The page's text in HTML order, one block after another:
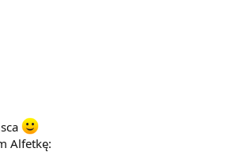
Alfetkę: